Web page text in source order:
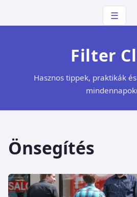
☰
Filter
Hasznos tippek, praktikák
Önsegítés